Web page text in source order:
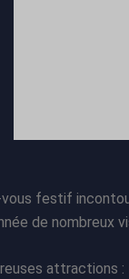
festif
de nombreux
attractions :